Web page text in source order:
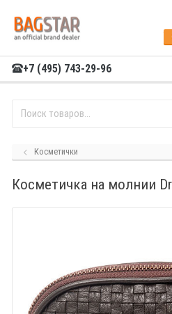
+7 (495) 743-29-96
Косметички
Косметичка на молнии